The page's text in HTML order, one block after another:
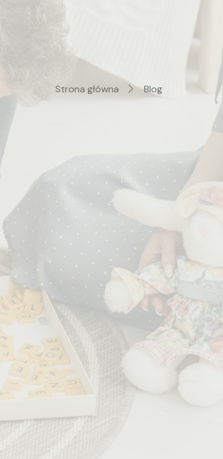
Strona główna Blog